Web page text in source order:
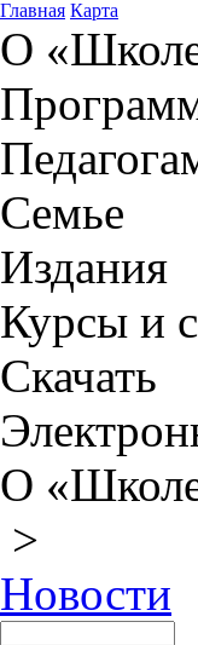
Главная Карта
О
Семье
Издания
Курсы и
Скачать
О
>
Новости